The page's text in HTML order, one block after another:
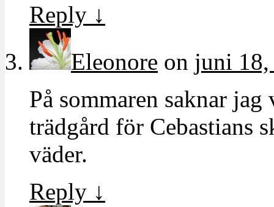
Reply ↓
Eleonore on juni 18,
På sommaren saknar
trädgård för Cebastians
väder.
Reply ↓